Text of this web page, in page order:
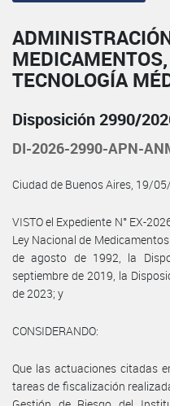
TECNOLOGÍA
Disposición 2990/
DI-2026-2990-APN-
Ciudad de Buenos Aires, 19/
VISTO el Expediente N° EX-
Ley Nacional de
de agosto de 1992, la
septiembre de 2019, la
de 2023; y
CONSIDERANDO:
Que las actuaciones citadas
tareas de fiscalización